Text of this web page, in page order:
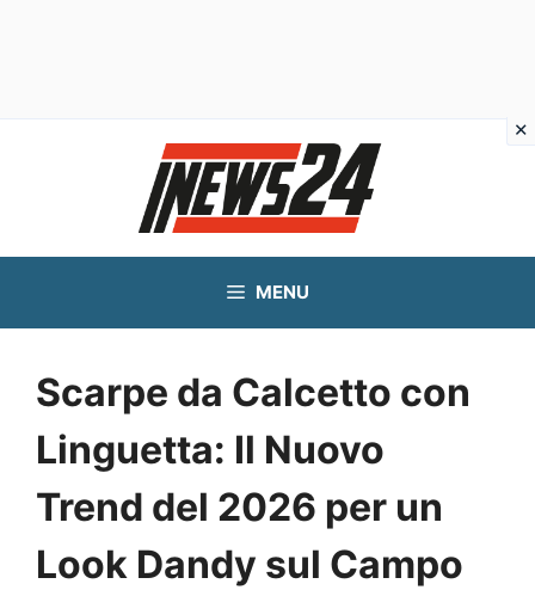
MENU
Scarpe da Calcetto con
Linguetta: Il Nuovo
Trend del 2026 per un
Look Dandy sul Campo